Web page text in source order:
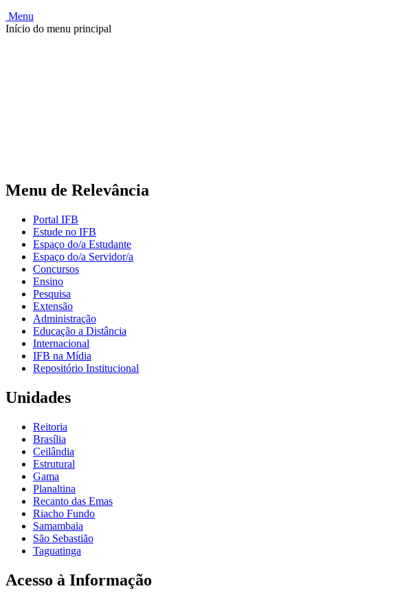
Menu
Início do menu principal
Menu de Relevância
Portal IFB
Estude no IFB
Espaço do/a Estudante
Espaço do/a Servidor/a
Concursos
Ensino
Pesquisa
Extensão
Administração
Educação a Distância
Internacional
IFB na Mídia
Repositório Institucional
Unidades
Reitoria
Brasília
Ceilândia
Estrutural
Gama
Planaltina
Recanto das Emas
Riacho Fundo
Samambaia
São Sebastião
Taguatinga
Acesso à Informação